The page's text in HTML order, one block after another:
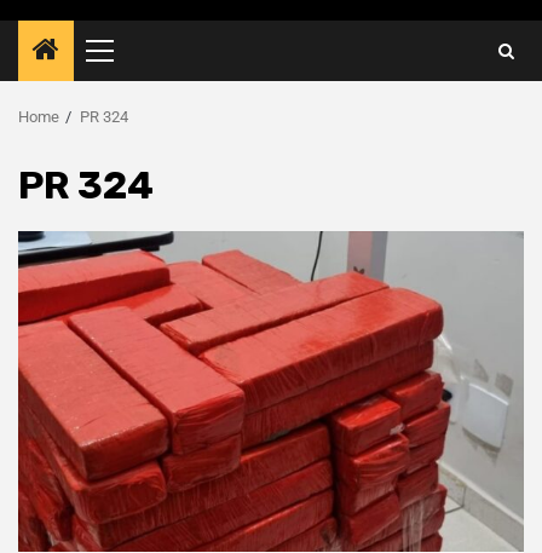
Home PR 324
PR 324